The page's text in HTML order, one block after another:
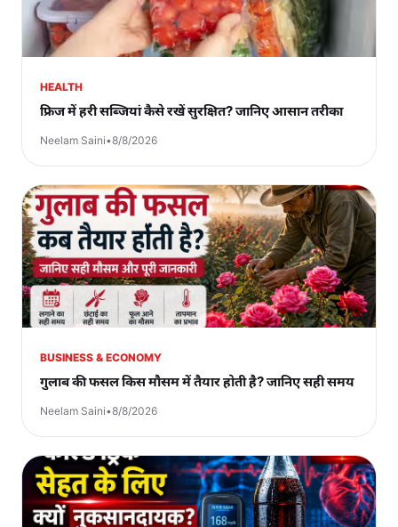
HEALTH
फ्रिज में हरी सब्जियां कैसे रखें सुरक्षित? जानिए आसान तरीका
Neelam Saini•8/8/2026
BUSINESS & ECONOMY
गुलाब की फसल किस मौसम में तैयार होती है? जानिए सही समय
Neelam Saini•8/8/2026